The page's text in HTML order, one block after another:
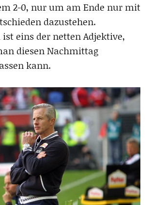
2-0, nur um am Ende nur mit
dazustehen.
eins der netten Adjektive,
diesen Nachmittag
kann.